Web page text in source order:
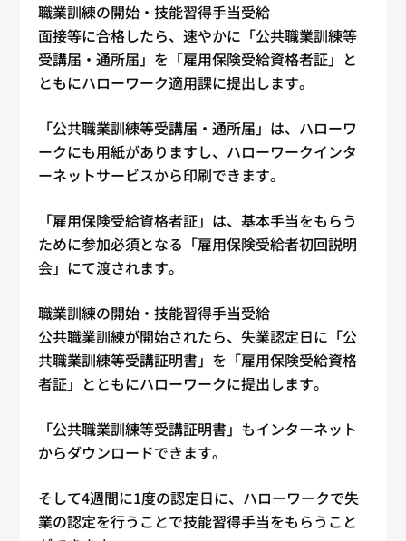
職業訓練の開始・技能習得手当受給
面接等に合格したら、速やかに「公共職業訓練等
受講届・通所届」を「雇用保険受給資格者証」と
ともにハローワーク適用課に提出します。
「公共職業訓練等受講届・通所届」は、ハローワ
ークにも用紙がありますし、ハローワークインタ
ーネットサービスから印刷できます。
「雇用保険受給資格者証」は、基本手当をもらう
ために参加必須となる「雇用保険受給者初回説明
会」にて渡されます。
職業訓練の開始・技能習得手当受給
公共職業訓練が開始されたら、失業認定日に「公
共職業訓練等受講証明書」を「雇用保険受給資格
者証」とともにハローワークに提出します。
「公共職業訓練等受講証明書」もインターネット
からダウンロードできます。
そして4週間に1度の認定日に、ハローワークで失
業の認定を行うことで技能習得手当をもらうこと